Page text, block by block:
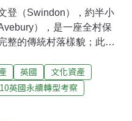
登（Swindon），約半小
），是一座全村保
整的傳統村落樣貌；此
的觀光客以百萬人次計
型英國行」青年考察團
由該機構國際專員蘇‧卡
里。一行人到訪時，在天
英國
文化資產
英國永續轉型考察